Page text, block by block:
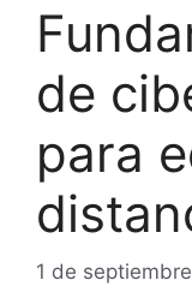
de
para
1 de